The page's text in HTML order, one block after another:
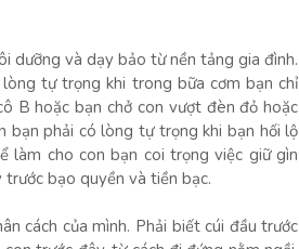
dưỡng và dạy bảo từ nền tảng gia đình.
tự trọng khi trong bữa cơm bạn chỉ
B hoặc bạn chở con vượt đèn đỏ hoặc
bạn phải có lòng tự trọng khi bạn hối lộ
làm cho con bạn coi trọng việc giữ gìn
bạo quyền và tiền bạc.
cách của mình. Phải biết cúi đầu trước